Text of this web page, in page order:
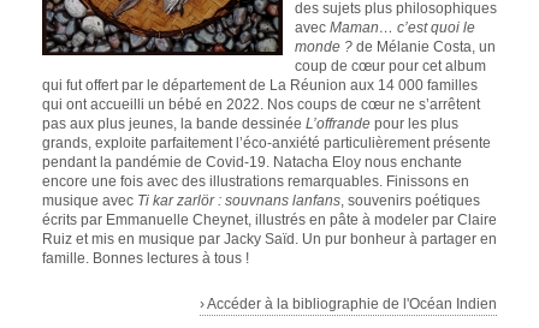
des sujets plus philosophiques
avec Maman… c’est quoi le
monde ? de Mélanie Costa, un
coup de cœur pour cet album
qui fut offert par le département de La Réunion aux 14 000 familles
qui ont accueilli un bébé en 2022. Nos coups de cœur ne s’arrêtent
pas aux plus jeunes, la bande dessinée L’offrande pour les plus
grands, exploite parfaitement l’éco-anxiété particulièrement présente
pendant la pandémie de Covid-19. Natacha Eloy nous enchante
encore une fois avec des illustrations remarquables. Finissons en
musique avec Ti kar zarlör : souvnans lanfans, souvenirs poétiques
écrits par Emmanuelle Cheynet, illustrés en pâte à modeler par Claire
Ruiz et mis en musique par Jacky Saïd. Un pur bonheur à partager en
famille. Bonnes lectures à tous !
› Accéder à la bibliographie de l'Océan Indien